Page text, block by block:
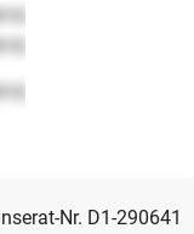
Inserat-Nr. D1-290641